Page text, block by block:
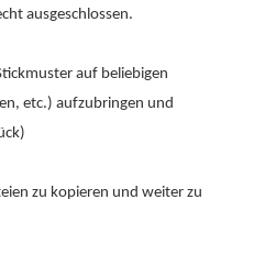
ausgeschlossen.
auf beliebigen
etc.) aufzubringen und
zu kopieren und weiter zu